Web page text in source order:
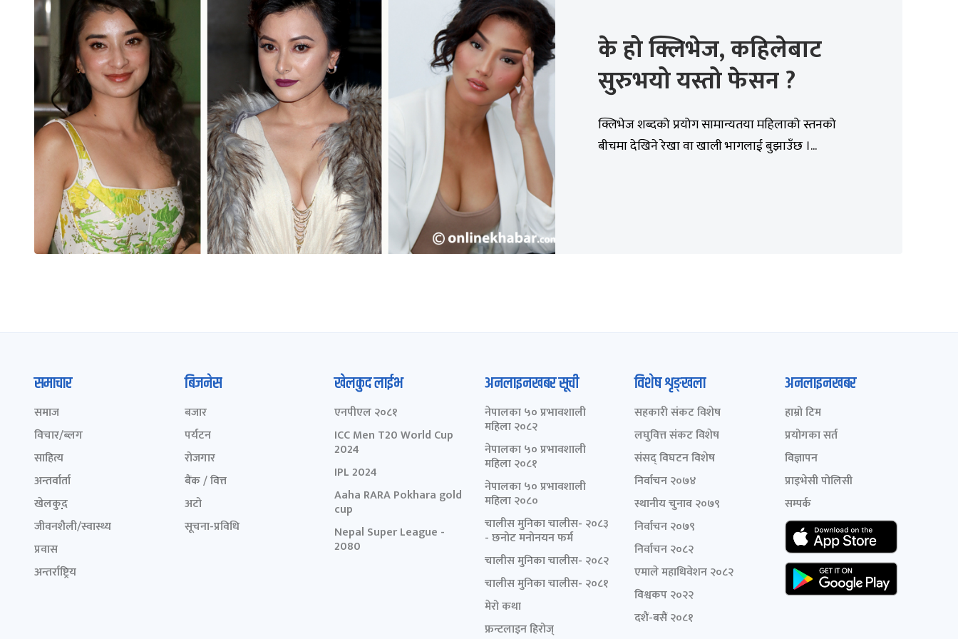
के हो क्लिभेज, कहिलेबाट
सुरुभयो यस्तो फेसन ?
क्लिभेज शब्दको प्रयोग सामान्यतया महिलाको स्तनको
बीचमा देखिने रेखा वा खाली भागलाई बुझाउँछ ।...
समाचार
समाज
विचार/ब्लग
साहित्य
अन्तर्वार्ता
खेलकुद़़
जीवनशैली/स्वास्थ्य
प्रवास
अन्तर्राष्ट्रिय
बिजनेस
बजार
पर्यटन
रोजगार
बैंक / वित्त
अटो
सूचना-प्रविधि
खेलकुद लाईभ
एनपीएल २०८१
ICC Men T20 World Cup
2024
IPL 2024
Aaha RARA Pokhara gold
cup
Nepal Super League -
2080
अनलाइनखबर सूची
नेपालका ५० प्रभावशाली
महिला २०८२
नेपालका ५० प्रभावशाली
महिला २०८१
नेपालका ५० प्रभावशाली
महिला २०८०
चालीस मुनिका चालीस- २०८३
- छनोट मनोनयन फर्म
चालीस मुनिका चालीस- २०८२
चालीस मुनिका चालीस- २०८१
मेरो कथा
फ्रन्टलाइन हिरोज्
विशेष शृङ्खला
सहकारी संकट विशेष
लघुवित्त संकट विशेष
संसद् विघटन विशेष
निर्वाचन २०७४
स्थानीय चुनाव २०७९
निर्वाचन २०७९
निर्वाचन २०८२
एमाले महाधिवेशन २०८२
विश्वकप २०२२
दशैं-बसैं २०८१
अनलाइनखबर
हाम्रो टिम
प्रयोगका सर्त
विज्ञापन
प्राइभेसी पोलिसी
सम्पर्क